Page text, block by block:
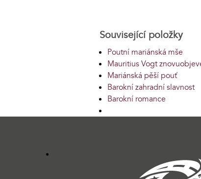
Související položky
Poutní mariánská mše
Mauritius Vogt
Mariánská pěší pouť
Barokní zahradní slavnost
Barokní romance